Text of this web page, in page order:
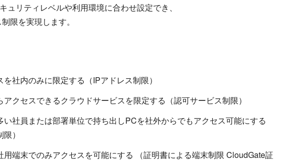
リティレベルや利用環境に合わせ設定でき、
限を実現します。
を社内のみに限定する（IPアドレス制限）
アクセスできるクラウドサービスを限定する（認可サービス制限）
い社員または部署単位で持ち出しPCを社外からでもアクセス可能にする
限）
用端末でのみアクセスを可能にする （証明書による端末制限 CloudGate証